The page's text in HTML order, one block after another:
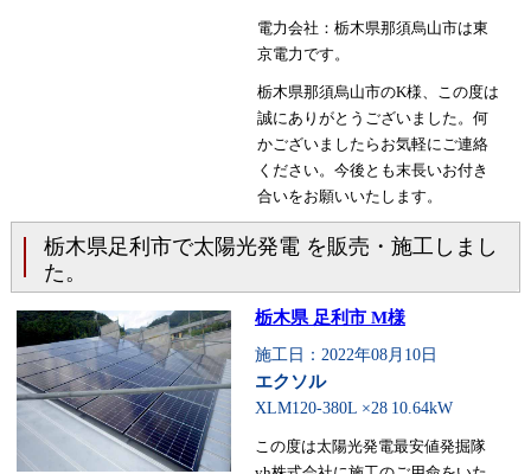
電力会社：栃木県那須烏山市は東
京電力です。
栃木県那須烏山市のK様、この度は
誠にありがとうございました。何
かございましたらお気軽にご連絡
ください。今後とも末長いお付き
合いをお願いいたします。
栃木県足利市で太陽光発電 を販売・施工しまし
た。
栃木県 足利市 M様
施工日：2022年08月10日
エクソル
XLM120-380L ×28 10.64kW
この度は太陽光発電最安値発掘隊